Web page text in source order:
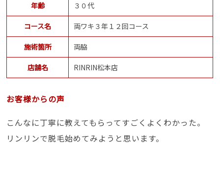
年齢 ３０代
コース名 両ワキ３年１２回コース
施術箇所 両脇
店舗名 RINRIN松本店
お客様からの声
こんなに丁寧に教えてもらってすごくよくわかった。
リンリンで脱毛始めてみようと思います。